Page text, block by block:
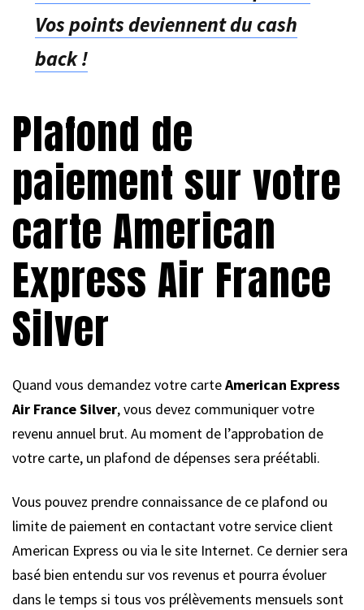
Vos points deviennent du cash
back !
Plafond de
paiement sur votre
carte American
Express Air France
Silver
Quand vous demandez votre carteAmerican Express
Air France Silver, vous devez communiquer votre
revenu annuel brut. Au moment de l’approbation de
votre carte, un plafond de dépenses sera préétabli.
Vous pouvez prendre connaissance de ce plafond ou
limite de paiement en contactant votre service client
American Express ou via le site Internet. Ce dernier sera
basé bien entendu sur vos revenus et pourra évoluer
dans le temps si tous vos prélèvements mensuels sont